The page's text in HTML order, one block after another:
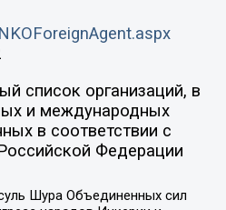
список организаций, в
и международных
в соответствии с
Федерации
Шура Объединенных сил